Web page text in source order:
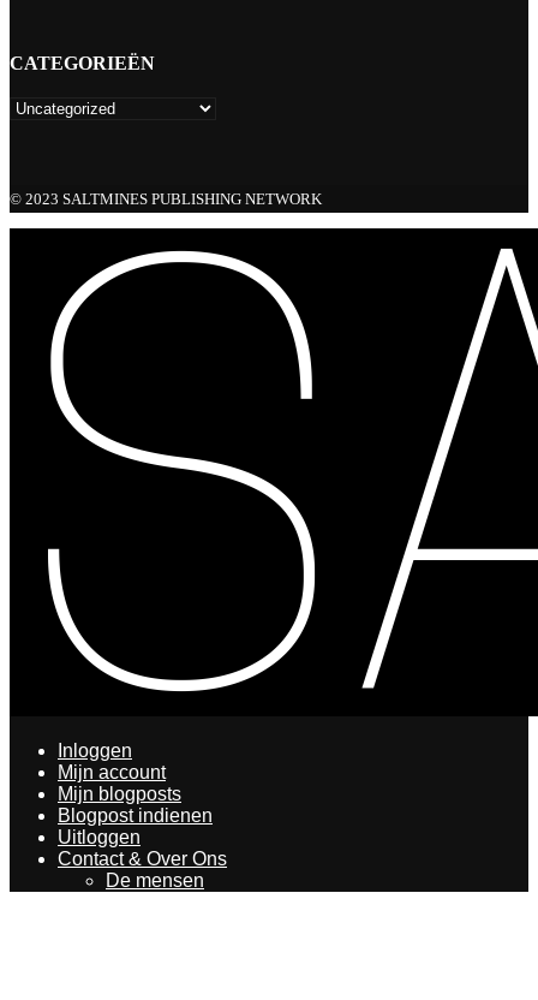
CATEGORIEËN
© 2023 SALTMINES PUBLISHING NETWORK
Inloggen
Mijn account
Mijn blogposts
Blogpost indienen
Uitloggen
Contact & Over Ons
De mensen